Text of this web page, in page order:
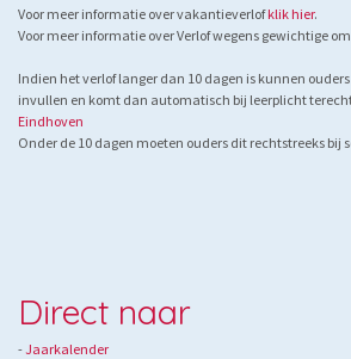
Voor meer informatie over vakantieverlofklik hier.
Voor meer informatie over Verlof wegens gewichtige
Indien het verlof langer dan 10 dagen is kunnen
invullen en komt dan automatisch bij leerplicht
Eindhoven
Onder de 10 dagen moeten ouders dit rechtstreeks bij
Direct naar
-Jaarkalender